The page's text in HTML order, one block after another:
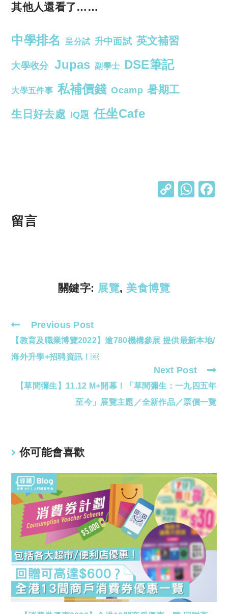
其他人還看了……
中學排名 呈分試 升中面試 英文補習
大學收分 Jupas 副學士 DSE筆記
大學五件事 私補價錢 Ocamp 暑期工
生日好去處 IQ題 任坐Cafe
C W
留言
關鍵字: 展覽, 美食博覽
Read
more
articles
Previous Post
【教育及職業博覽2022】逾780機構參展 提供最新本地/
海外升學+招聘資訊！￼
Next Post
【草間彌生】11.12 M+開幕！「草間彌生：一九四五年
至今」展覽主題／全新作品／票價一覽
你可能會喜歡